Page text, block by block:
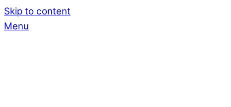
Skip to content
Menu